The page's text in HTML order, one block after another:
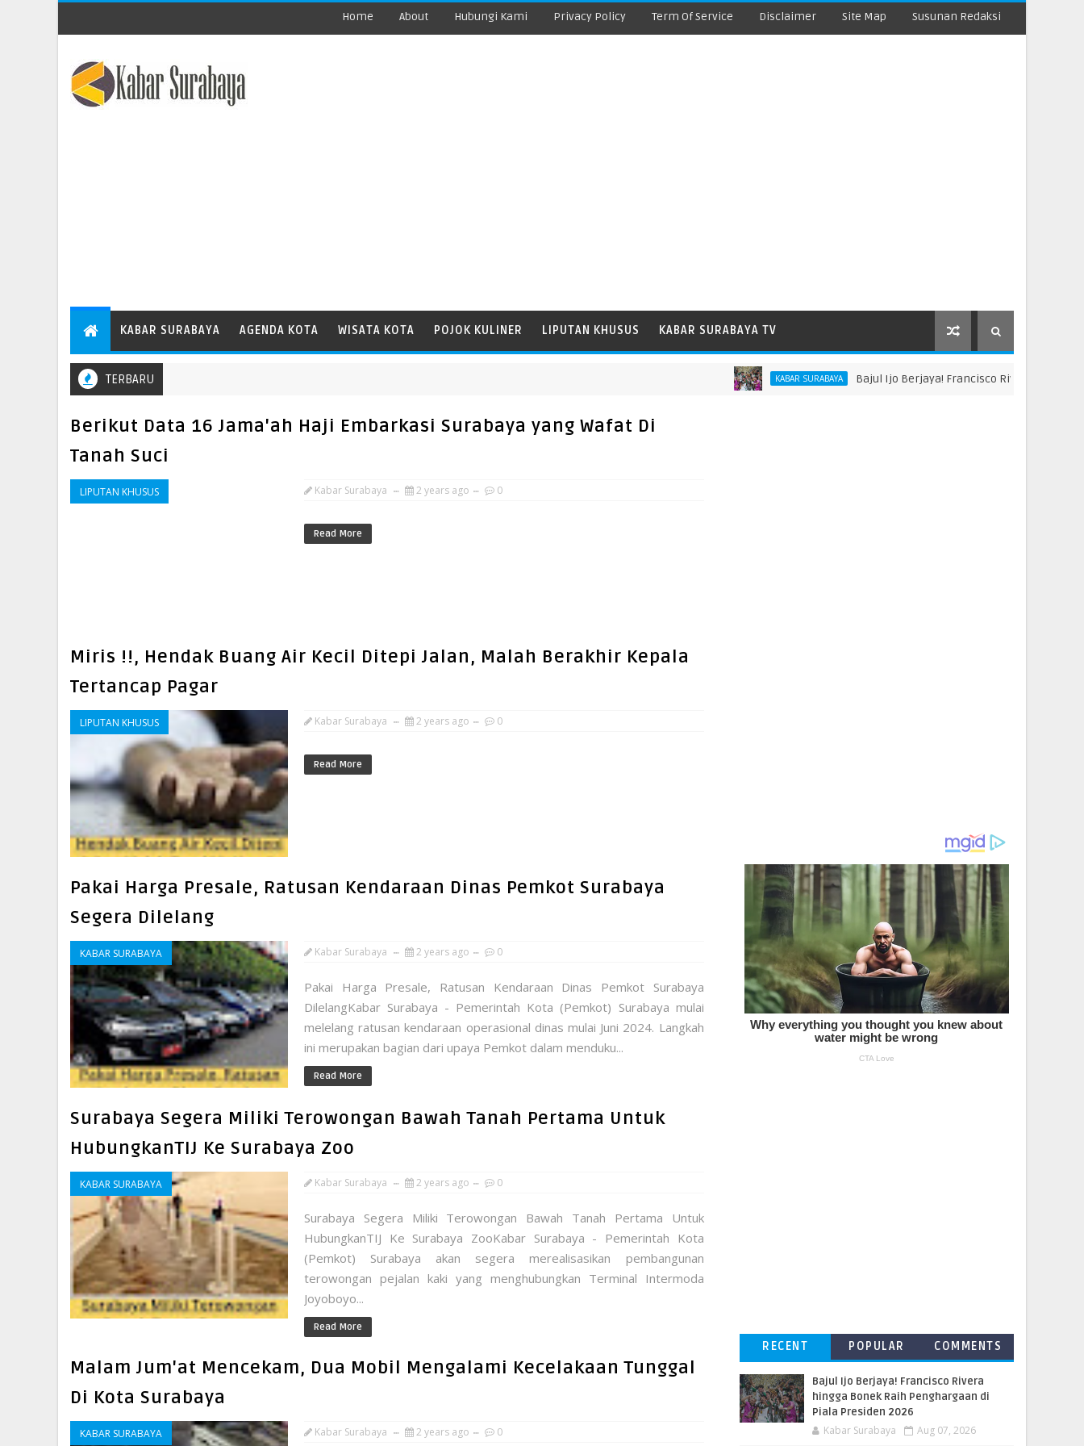
Home About Hubungi Kami Privacy Policy Term Of Service Disclaimer Site Map Susunan Redaksi
KABAR SURABAYA AGENDA KOTA WISATA KOTA POJOK KULINER LIPUTAN KHUSUS KABAR SURABAYA TV
TERBARU KABAR SURABAYA Bajul Ijo Berjaya! Francisco Rivera hingga
Berikut Data 16 Jama'ah Haji Embarkasi Surabaya yang Wafat Di
Tanah Suci
LIPUTAN KHUSUS Kabar Surabaya 2 years ago 0
Read More
Miris !!, Hendak Buang Air Kecil Ditepi Jalan, Malah Berakhir Kepala
Tertancap Pagar
LIPUTAN KHUSUS Kabar Surabaya 2 years ago 0
Read More
Pakai Harga Presale, Ratusan Kendaraan Dinas Pemkot Surabaya
Segera Dilelang
KABAR SURABAYA Kabar Surabaya 2 years ago 0
Pakai Harga Presale, Ratusan Kendaraan Dinas Pemkot Surabaya
DilelangKabar Surabaya - Pemerintah Kota (Pemkot) Surabaya mulai
melelang ratusan kendaraan operasional dinas mulai Juni 2024. Langkah
ini merupakan bagian dari upaya Pemkot dalam menduku...
Read More
Surabaya Segera Miliki Terowongan Bawah Tanah Pertama Untuk
HubungkanTIJ Ke Surabaya Zoo
KABAR SURABAYA Kabar Surabaya 2 years ago 0
Surabaya Segera Miliki Terowongan Bawah Tanah Pertama Untuk
HubungkanTIJ Ke Surabaya ZooKabar Surabaya - Pemerintah Kota
(Pemkot) Surabaya akan segera merealisasikan pembangunan
terowongan pejalan kaki yang menghubungkan Terminal Intermoda
Joyoboyo...
Read More
Malam Jum'at Mencekam, Dua Mobil Mengalami Kecelakaan Tunggal
Di Kota Surabaya
KABAR SURABAYA Kabar Surabaya 2 years ago 0
RECENT POPULAR COMMENTS
Bajul Ijo Berjaya! Francisco Rivera
hingga Bonek Raih Penghargaan di
Piala Presiden 2026
Kabar Surabaya Aug 07, 2026